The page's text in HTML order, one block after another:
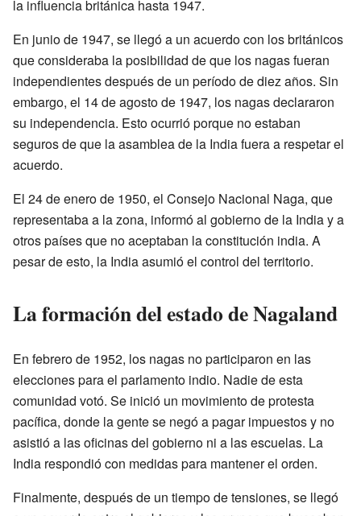
la influencia británica hasta 1947.
En junio de 1947, se llegó a un acuerdo con los británicos
que consideraba la posibilidad de que los nagas fueran
independientes después de un período de diez años. Sin
embargo, el 14 de agosto de 1947, los nagas declararon
su independencia. Esto ocurrió porque no estaban
seguros de que la asamblea de la India fuera a respetar el
acuerdo.
El 24 de enero de 1950, el Consejo Nacional Naga, que
representaba a la zona, informó al gobierno de la India y a
otros países que no aceptaban la constitución india. A
pesar de esto, la India asumió el control del territorio.
La formación del estado de Nagaland
En febrero de 1952, los nagas no participaron en las
elecciones para el parlamento indio. Nadie de esta
comunidad votó. Se inició un movimiento de protesta
pacífica, donde la gente se negó a pagar impuestos y no
asistió a las oficinas del gobierno ni a las escuelas. La
India respondió con medidas para mantener el orden.
Finalmente, después de un tiempo de tensiones, se llegó